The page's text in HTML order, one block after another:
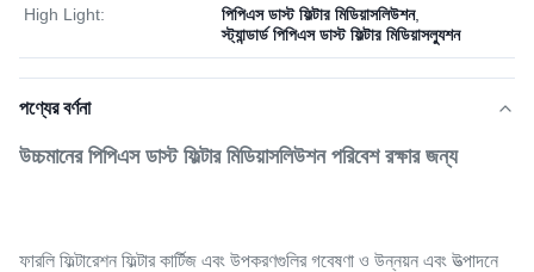
High Light: পিপিএস ডাস্ট ফিল্টার মিডিয়াসলিউশন,
স্ট্যান্ডার্ড পিপিএস ডাস্ট ফিল্টার মিডিয়াসল্যুশন
পণ্যের বর্ণনা
উচ্চমানের পিপিএস ডাস্ট ফিল্টার মিডিয়াসলিউশন পরিবেশ রক্ষার জন্য
ফারলি ফিল্টারেশন ফিল্টার কার্টিজ এবং উপকরণগুলির গবেষণা ও উন্নয়ন এবং উত্পাদনে